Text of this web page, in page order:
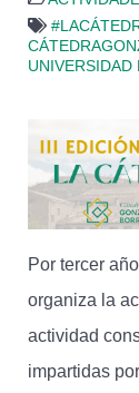
UNIVERSIDAD
Por tercer
organiza la
actividad
impartidas